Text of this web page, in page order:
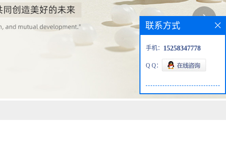
联系方式
手机： 15258347778
Q Q：